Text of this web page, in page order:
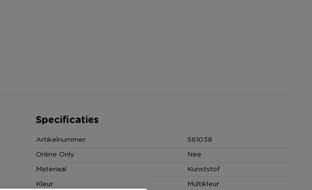
Specificaties
Artikelnummer
561038
Online Only
Nee
Materiaal
Kunststof
Kleur
Multikleur